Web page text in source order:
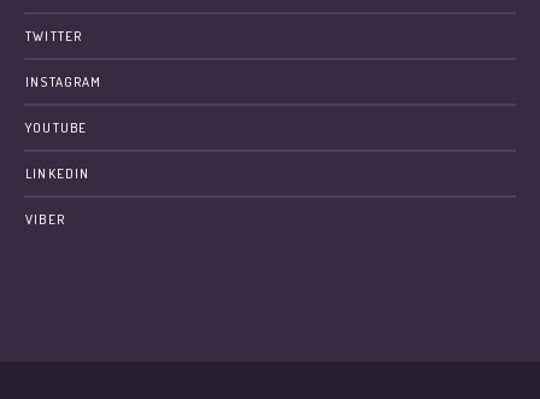
TWITTER
INSTAGRAM
YOUTUBE
LINKEDIN
VIBER